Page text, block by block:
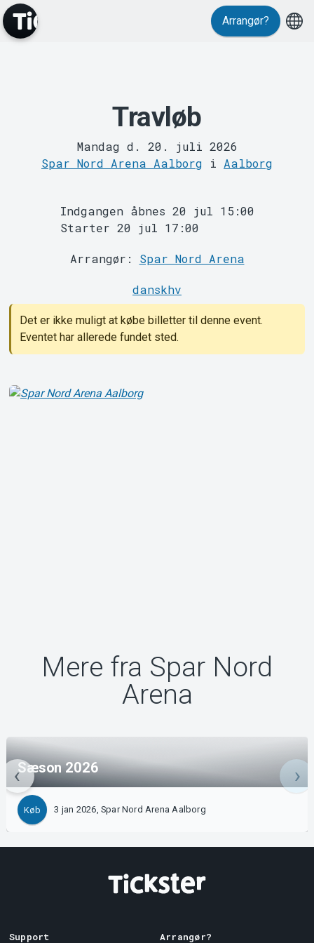
MyTickster
Support
Om Tickster
Arrangør?
Travløb
Mandag d. 20. juli 2026
Spar Nord Arena Aalborg i Aalborg
Indgangen åbnes 20 jul 15:00
Starter 20 jul 17:00
Arrangør: Spar Nord Arena
danskhv
Det er ikke muligt at købe billetter til denne event.
Eventet har allerede fundet sted.
Mere fra Spar Nord
Arena
Sæson 2026
Køb 3 jan 2026, Spar Nord Arena Aalborg
Support Arrangør?